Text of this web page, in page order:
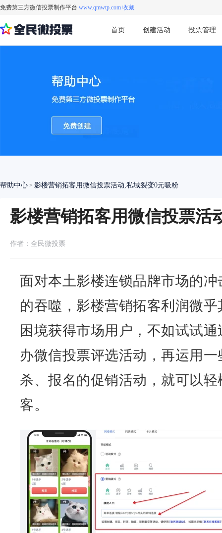
免费第三方微信投票制作平台 www.qmwtp.com 收藏
首页 创建活动 投票管理
帮助中心 > 影楼营销拓客用微信投票活动,私域裂变0元吸粉
影楼营销拓客用微信投票活
作者：全民微投票
面对本土影楼连锁品牌市场的
的吞噬，影楼营销拓客利润微
困境获得市场用户，不如试试
办微信投票评选活动，再运用
杀、报名的促销活动，就可以
客。